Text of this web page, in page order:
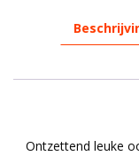
Ontzettend leuke